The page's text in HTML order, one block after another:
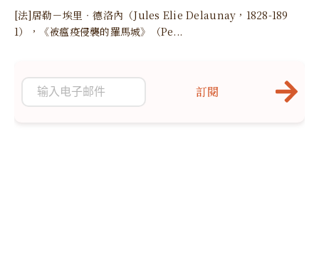
[法]居勒－埃里‧德洛內（Jules Elie Delaunay，1828-189
1），《被瘟疫侵襲的羅馬城》（Pe...
訂閱